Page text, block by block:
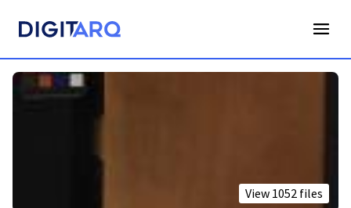
View 1052 files